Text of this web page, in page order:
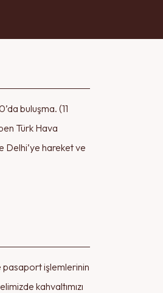
buluşma. (11
Türk Hava
Delhi’ye hareket ve
pasaport işlemlerinin
kahvaltımızı